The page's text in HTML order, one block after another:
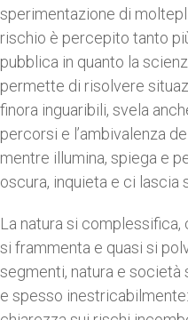
sperimentazione di
rischio è percepito tanto
pubblica in quanto la
permette di risolvere
finora inguaribili, svela
percorsi e l’ambivalenza
mentre illumina, spiega e
oscura, inquieta e ci lascia
La natura si
si frammenta e quasi si
segmenti, natura e
e spesso